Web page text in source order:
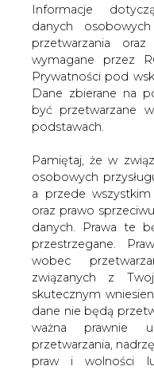
Informacje
danych
przetwarzania
wymagane przez
Prywatności pod
Dane zbierane na
być przetwarzane
podstawach.
Pamiętaj, że w
osobowych
a przede
oraz prawo
danych. Prawa te
przestrzegane.
wobec
związanych z
skutecznym
dane nie będą
ważna prawnie
przetwarzania,
praw i wolności
Ziółkowski:
spowoduje
energetyce